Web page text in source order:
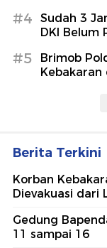
#4
Sudah 3
DKI Belum
#5
Brimob
Kebakaran
Berita Terkini
Korban
Dievakuasi dari
Gedung
11 sampai 16